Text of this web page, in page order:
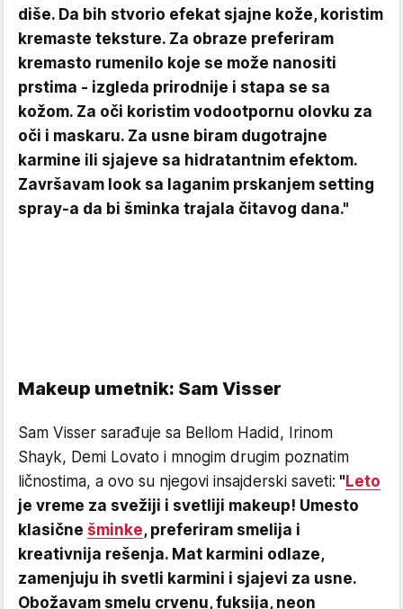
diše. Da bih stvorio efekat sjajne kože, koristim
kremaste teksture. Za obraze preferiram
kremasto rumenilo koje se može nanositi
prstima - izgleda prirodnije i stapa se sa
kožom. Za oči koristim vodootpornu olovku za
oči i maskaru. Za usne biram dugotrajne
karmine ili sjajeve sa hidratantnim efektom.
Završavam look sa laganim prskanjem setting
spray-a da bi šminka trajala čitavog dana."
Makeup umetnik: Sam Visser
Sam Visser sarađuje sa Bellom Hadid, Irinom
Shayk, Demi Lovato i mnogim drugim poznatim
ličnostima, a ovo su njegovi insajderski saveti: "Leto
je vreme za svežiji i svetliji makeup! Umesto
klasične šminke, preferiram smelija i
kreativnija rešenja. Mat karmini odlaze,
zamenjuju ih svetli karmini i sjajevi za usne.
Obožavam smelu crvenu, fuksija, neon